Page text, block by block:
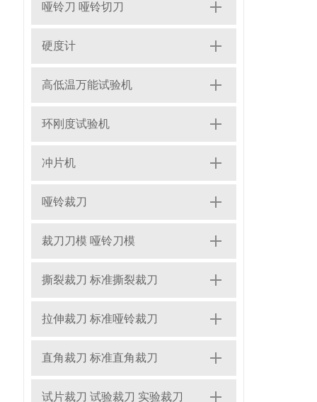
哑铃刀 哑铃切刀
硬度计
高低温万能试验机
环刚度试验机
冲片机
哑铃裁刀
裁刀刀模 哑铃刀模
撕裂裁刀 标准撕裂裁刀
拉伸裁刀 标准哑铃裁刀
直角裁刀 标准直角裁刀
试片裁刀 试验裁刀 实验裁刀